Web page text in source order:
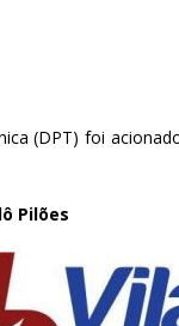
(DPT) foi
Pilões